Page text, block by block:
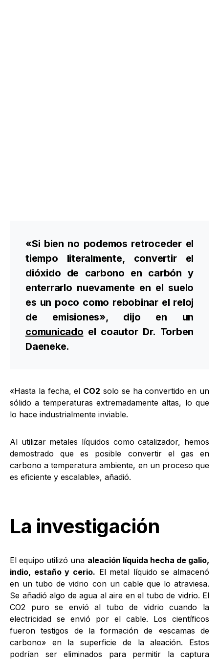
«Si bien no podemos retroceder el
tiempo literalmente, convertir el
dióxido de carbono en carbón y
enterrarlo nuevamente en el suelo
es un poco como rebobinar el reloj
de emisiones», dijo en un
comunicado el coautor Dr. Torben
Daeneke.
«Hasta la fecha, el CO2 solo se ha convertido en un
sólido a temperaturas extremadamente altas, lo que
lo hace industrialmente inviable.
Al utilizar metales líquidos como catalizador, hemos
demostrado que es posible convertir el gas en
carbono a temperatura ambiente, en un proceso que
es eficiente y escalable», añadió.
La investigación
El equipo utilizó una aleación líquida hecha de galio,
indio, estaño y cerio. El metal líquido se almacenó
en un tubo de vidrio con un cable que lo atraviesa.
Se añadió algo de agua al aire en el tubo de vidrio. El
CO2 puro se envió al tubo de vidrio cuando la
electricidad se envió por el cable. Los científicos
fueron testigos de la formación de «escamas de
carbono» en la superficie de la aleación. Estos
podrían ser eliminados para permitir la captura